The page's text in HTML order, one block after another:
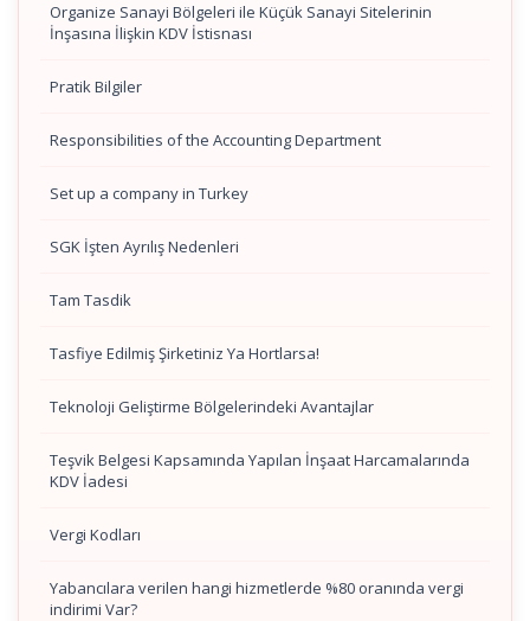
Organize Sanayi Bölgeleri ile Küçük Sanayi Sitelerinin
İnşasına İlişkin KDV İstisnası
Pratik Bilgiler
Responsibilities of the Accounting Department
Set up a company in Turkey
SGK İşten Ayrılış Nedenleri
Tam Tasdik
Tasfiye Edilmiş Şirketiniz Ya Hortlarsa!
Teknoloji Geliştirme Bölgelerindeki Avantajlar
Teşvik Belgesi Kapsamında Yapılan İnşaat Harcamalarında
KDV İadesi
Vergi Kodları
Yabancılara verilen hangi hizmetlerde %80 oranında vergi
indirimi Var?